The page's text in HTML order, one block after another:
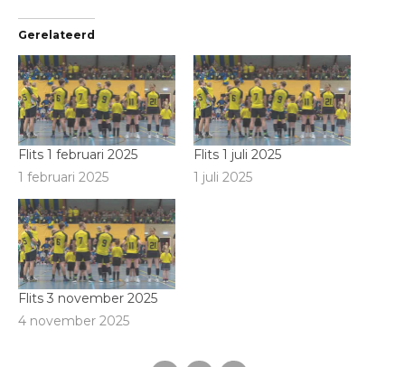
Gerelateerd
Flits 1 februari 2025
1 februari 2025
Flits 1 juli 2025
1 juli 2025
Flits 3 november 2025
4 november 2025